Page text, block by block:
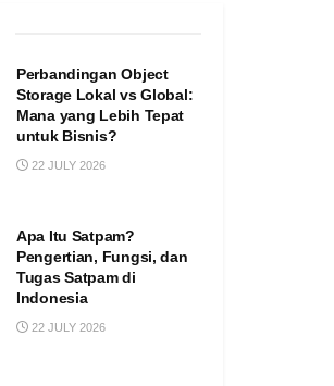
Perbandingan Object
Storage Lokal vs Global:
Mana yang Lebih Tepat
untuk Bisnis?
22 JULY 2026
Apa Itu Satpam?
Pengertian, Fungsi, dan
Tugas Satpam di
Indonesia
22 JULY 2026